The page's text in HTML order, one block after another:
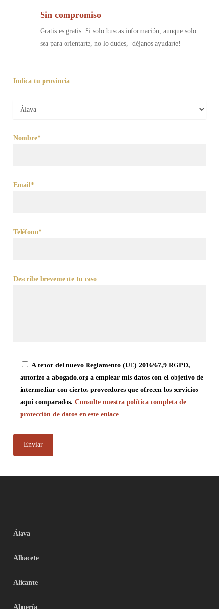
Sin compromiso
Gratis es gratis. Si solo buscas información, aunque solo
sea para orientarte, no lo dudes, ¡déjanos ayudarte!
Indica tu provincia
Nombre*
Email*
Teléfono*
Describe brevemente tu caso
A tenor del nuevo Reglamento (UE) 2016/67,9 RGPD,
autorizo a abogado.org a emplear mis datos con el objetivo de
intermediar con ciertos proveedores que ofrecen los servicios
aquí comparados. Consulte nuestra política completa de
protección de datos en este enlace
Álava
Albacete
Alicante
Almería